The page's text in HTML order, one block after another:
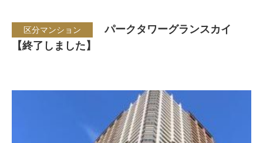
区分マンション
パークタワーグランスカイ
【終了しました】